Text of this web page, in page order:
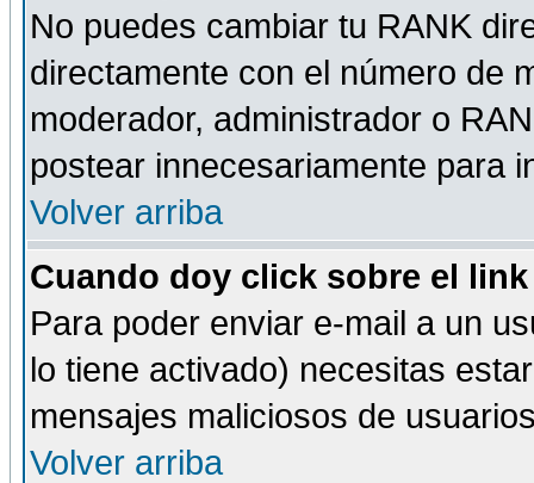
No puedes cambiar tu RANK
directamente con el número de
moderador, administrador o
postear innecesariamente para
Volver arriba
Cuando doy click sobre el
Para poder enviar e-mail a un
lo tiene activado) necesitas
mensajes maliciosos de
Volver arriba